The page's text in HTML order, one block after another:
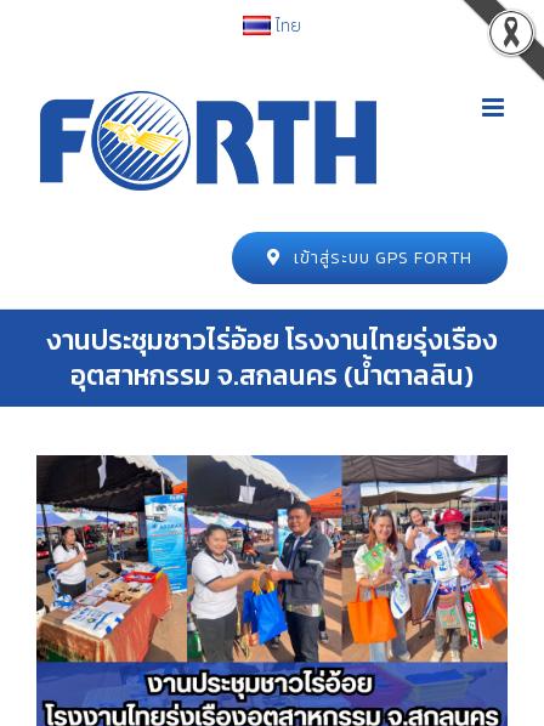
ไทย
เข้าสู่ระบบ GPS FORTH
งานประชุมชาวไร่อ้อย โรงงานไทยรุ่งเรือง
อุตสาหกรรม จ.สกลนคร (น้ำตาลลิน)